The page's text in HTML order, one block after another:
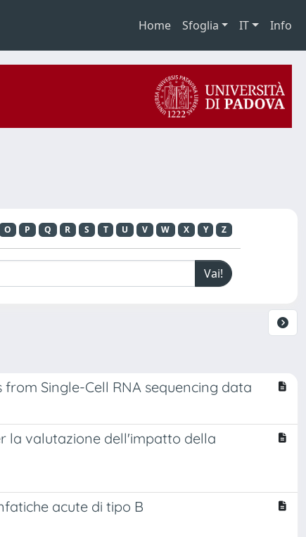
Home Sfoglia IT Info
O P Q R S T U V W X Y Z
Single-Cell RNA sequencing data
la valutazione dell'impatto della
acute di tipo B